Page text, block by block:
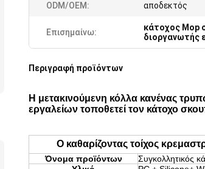
ODM/OEM: αποδεκτός
Επισημαίνω: κάτοχος Mop
διοργανωτής
Περιγραφή προϊόντων
Η μετακινούμενη κόλλα κανένας
εργαλείων τοποθετεί τον κάτοχο
Ο καθαρίζοντας τοίχος
Όνομα προϊόντων
Συγκολλητικός